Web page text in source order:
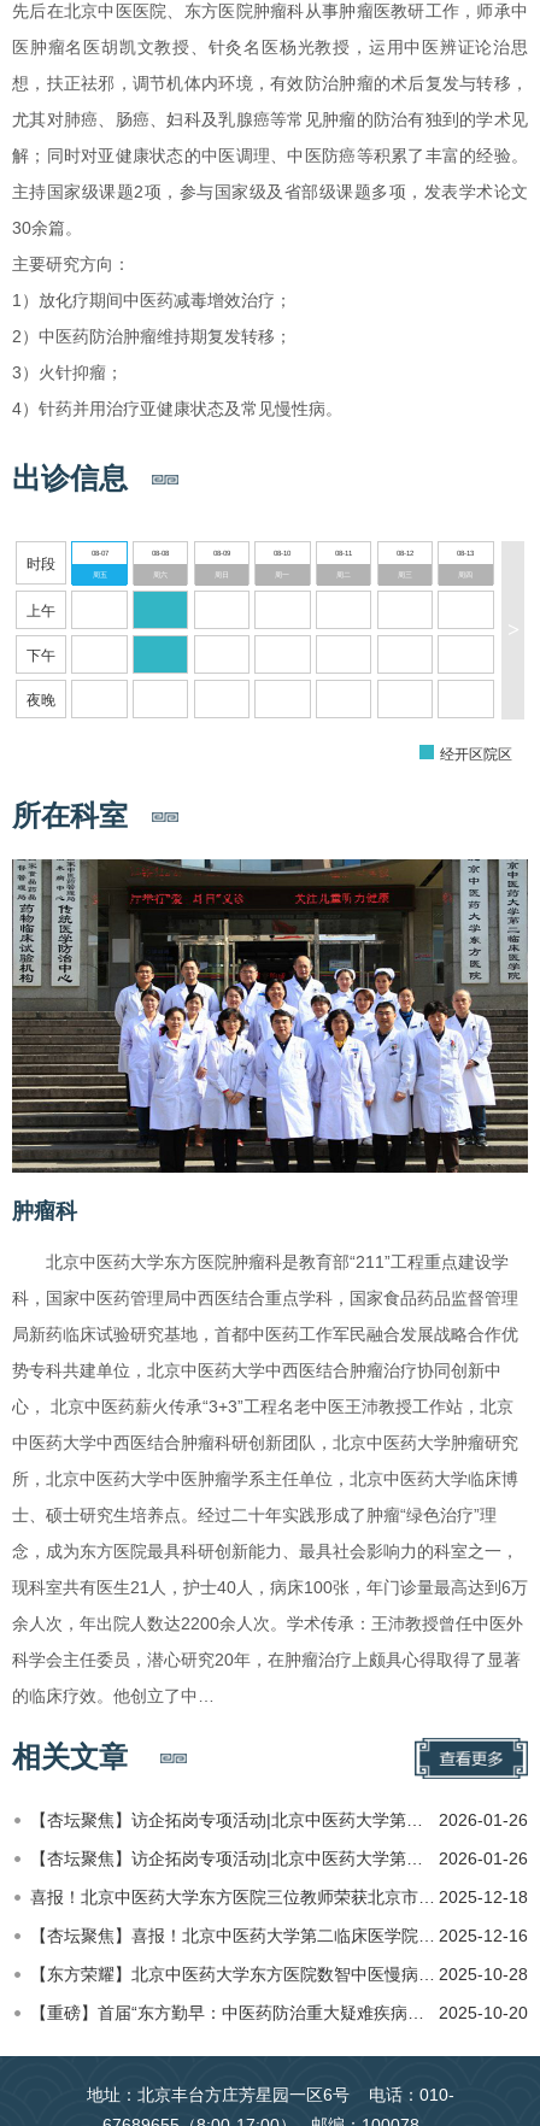
先后在北京中医医院、东方医院肿瘤科从事肿瘤医教研工作，师承中
医肿瘤名医胡凯文教授、针灸名医杨光教授，运用中医辨证论治思
想，扶正祛邪，调节机体内环境，有效防治肿瘤的术后复发与转移，
尤其对肺癌、肠癌、妇科及乳腺癌等常见肿瘤的防治有独到的学术见
解；同时对亚健康状态的中医调理、中医防癌等积累了丰富的经验。
主持国家级课题2项，参与国家级及省部级课题多项，发表学术论文
30余篇。
主要研究方向：
1）放化疗期间中医药减毒增效治疗；
2）中医药防治肿瘤维持期复发转移；
3）火针抑瘤；
4）针药并用治疗亚健康状态及常见慢性病。
出诊信息
时段
上午
下午
夜晚
08-07
周五
08-08
周六
08-09
周日
08-10
周一
08-11
周二
08-12
周三
08-13
周四
>
经开区院区
所在科室
肿瘤科
北京中医药大学东方医院肿瘤科是教育部“211”工程重点建设学
科，国家中医药管理局中西医结合重点学科，国家食品药品监督管理
局新药临床试验研究基地，首都中医药工作军民融合发展战略合作优
势专科共建单位，北京中医药大学中西医结合肿瘤治疗协同创新中
心， 北京中医药薪火传承“3+3”工程名老中医王沛教授工作站，北京
中医药大学中西医结合肿瘤科研创新团队，北京中医药大学肿瘤研究
所，北京中医药大学中医肿瘤学系主任单位，北京中医药大学临床博
士、硕士研究生培养点。经过二十年实践形成了肿瘤“绿色治疗”理
念，成为东方医院最具科研创新能力、最具社会影响力的科室之一，
现科室共有医生21人，护士40人，病床100张，年门诊量最高达到6万
余人次，年出院人数达2200余人次。学术传承：王沛教授曾任中医外
科学会主任委员，潜心研究20年，在肿瘤治疗上颇具心得取得了显著
的临床疗效。他创立了中…
相关文章
2026-01-26
【杏坛聚焦】访企拓岗专项活动|北京中医药大学第二临床医学院（东方医院）教育处赴秦皇岛开展教育交流与就业…
2026-01-26
【杏坛聚焦】访企拓岗专项活动|北京中医药大学第二临床医学院（东方医院）教育处赴秦皇岛开展教育交流与就业…
2025-12-18
喜报！北京中医药大学东方医院三位教师荣获北京市高等教育学会2025年度课题立项
2025-12-16
【杏坛聚焦】喜报！北京中医药大学第二临床医学院（东方医院）三位教师荣获北京市高等教育学会2025年度课题立…
2025-10-28
【东方荣耀】北京中医药大学东方医院数智中医慢病防治北京市重点实验室荣获“数据要素X”大赛北京分赛一等奖
2025-10-20
【重磅】首届“东方勤早：中医药防治重大疑难疾病证据创研”学术年会在河北省秦皇岛举行
地址：北京丰台方庄芳星园一区6号 电话：010-